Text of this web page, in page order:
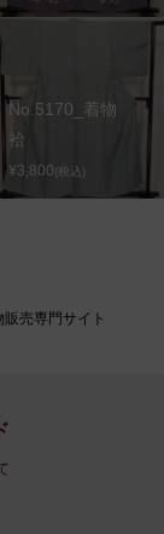
No.5170_着物
袷
¥3,800(税込)
売専門サイト